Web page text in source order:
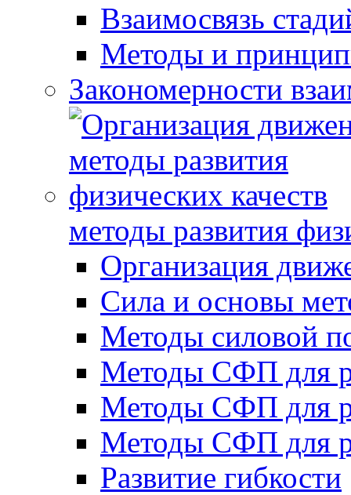
Взаимосвязь
Методы и
Закономерности
методы развития
Организация
Сила и основы
Методы силовой
Методы СФП для
Методы СФП для
Методы СФП для
Развитие гибкости